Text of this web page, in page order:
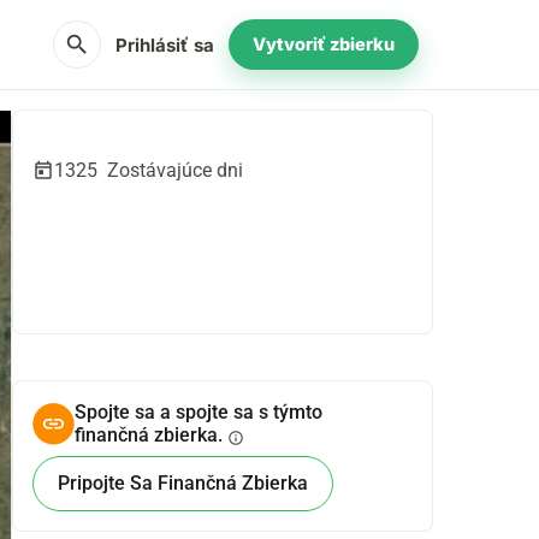
search Prihlásiť sa Vytvoriť zbierku
1325 Zostávajúce dni
Spojte sa a spojte sa s týmto
finančná zbierka. info
Pripojte Sa Finančná Zbierka